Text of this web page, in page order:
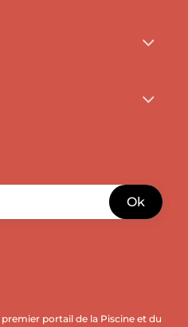
Ok
premier portail de la Piscine et du